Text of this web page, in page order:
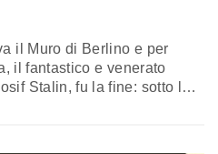
il Muro di Berlino e per
il fantastico e venerato
Stalin, fu la fine: sotto le